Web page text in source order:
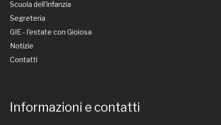
Scuola dell'infanzia
Segreteria
GIE - l'estate con Gioiosa
Notizie
Contatti
Informazioni e contatti